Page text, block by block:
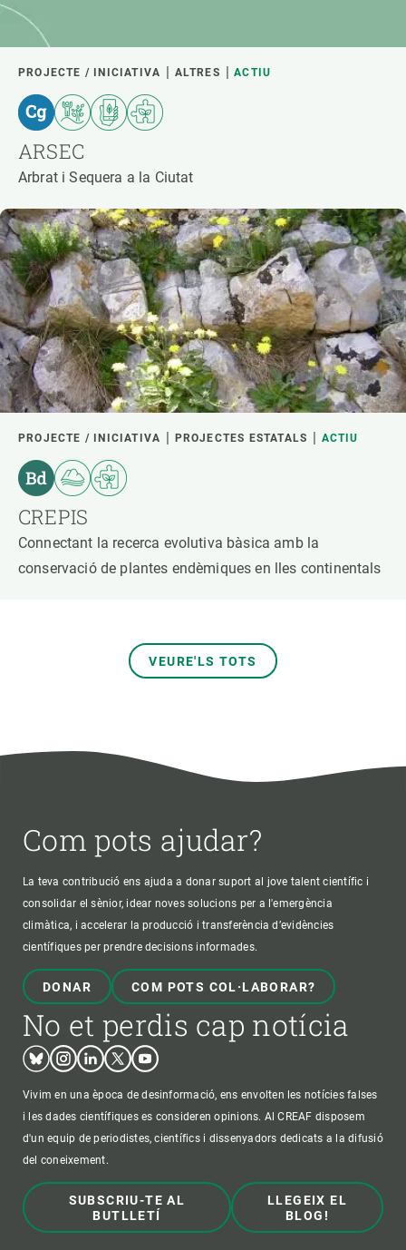
PROJECTE / INICIATIVA ALTRES ACTIU
ARSEC
Arbrat i Sequera a la Ciutat
PROJECTE / INICIATIVA PROJECTES ESTATALS ACTIU
CREPIS
Connectant la recerca evolutiva bàsica amb la
conservació de plantes endèmiques en lles continentals
VEURE'LS TOTS
Com pots ajudar?
La teva contribució ens ajuda a donar suport al jove talent científic i
consolidar el sènior, idear noves solucions per a l'emergència
climàtica, i accelerar la producció i transferència d’evidències
científiques per prendre decisions informades.
DONAR COM POTS COL·LABORAR?
No et perdis cap notícia
BlueskyInstagram
LinkedinTwitterYoutube
Vivim en una època de desinformació, ens envolten les notícies falses
i les dades científiques es consideren opinions. Al CREAF disposem
d'un equip de periodistes, científics i dissenyadors dedicats a la difusió
del coneixement.
SUBSCRIU-TE AL
BUTLLETÍ
LLEGEIX EL
BLOG!